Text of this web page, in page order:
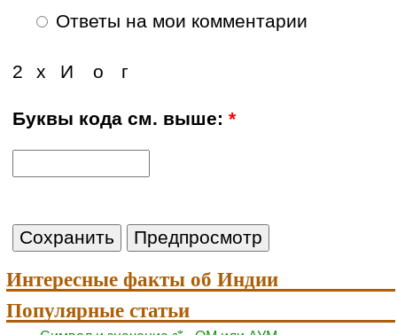
Ответы на мои комментарии
2 х И о г
Буквы кода см. выше:*
Интересные факты об Индии
Популярные статьи